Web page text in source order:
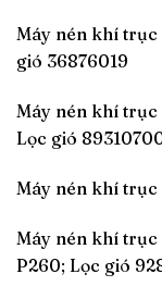
Máy nén khí
gió 36876019
Máy nén khí trục
Lọc gió
Máy nén khí
Máy nén khí
P260; Lọc gió